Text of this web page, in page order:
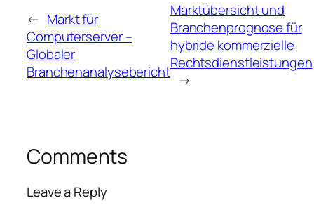
← Markt für
Computerserver –
Globaler
Branchenanalysebericht
Marktübersicht und
Branchenprognose für
hybride kommerzielle
Rechtsdienstleistungen
→
Comments
Leave a Reply